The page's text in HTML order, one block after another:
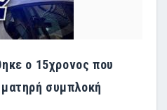
ο 15χρονος που
συμπλοκή